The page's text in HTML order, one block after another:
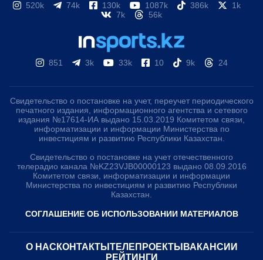
520k 74k 130k 1087k 386k
1k
7k
56k
851 3k 33k 10 9k 24
Свидетельство о постановке на учет, переучет периодического
печатного издания, информационного агентства и сетевого
издания №17614-ИА выдано 15.03.2019 Комитетом связи,
информатизации и информации Министерства по
инвестициям и развитию Республики Казахстан.
Свидетельство о постановке на учет отечественного
телерадио канала №KZ23VJB00000123 выдано 08.09.2016
Комитетом связи, информатизации и информации
Министерства по инвестициям и развитию Республики
Казахстан.
СОГЛАШЕНИЕ ОБ ИСПОЛЬЗОВАНИИ МАТЕРИАЛОВ
О НАС КОНТАКТЫ ТЕЛЕПРОЕКТЫ ВАКАНСИИ
РЕЙТИНГИ